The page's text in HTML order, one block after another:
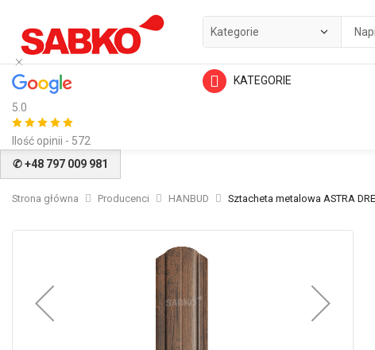
5.0
Ilość opinii - 572
KATEGORIE
✆ +48 797 009 981
Strona główna Producenci HANBUD Sztacheta metalowa ASTRA